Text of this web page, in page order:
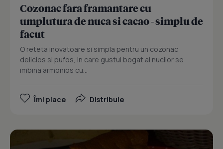
Cozonac fara framantare cu
umplutura de nuca si cacao - simplu de
facut
O reteta inovatoare si simpla pentru un cozonac
delicios si pufos, in care gustul bogat al nucilor se
imbina armonios cu...
Îmi place Distribuie